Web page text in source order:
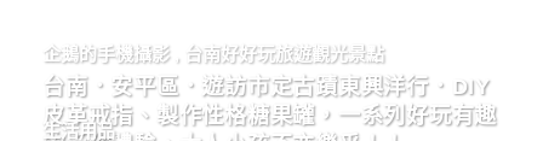
企鵝的手機攝影 台南好好玩旅遊觀光景點
台南．安平區．遊訪市定古蹟東興洋行．DIY
皮革戒指、製作性格糖果罐，一系列好玩有趣
生活用品